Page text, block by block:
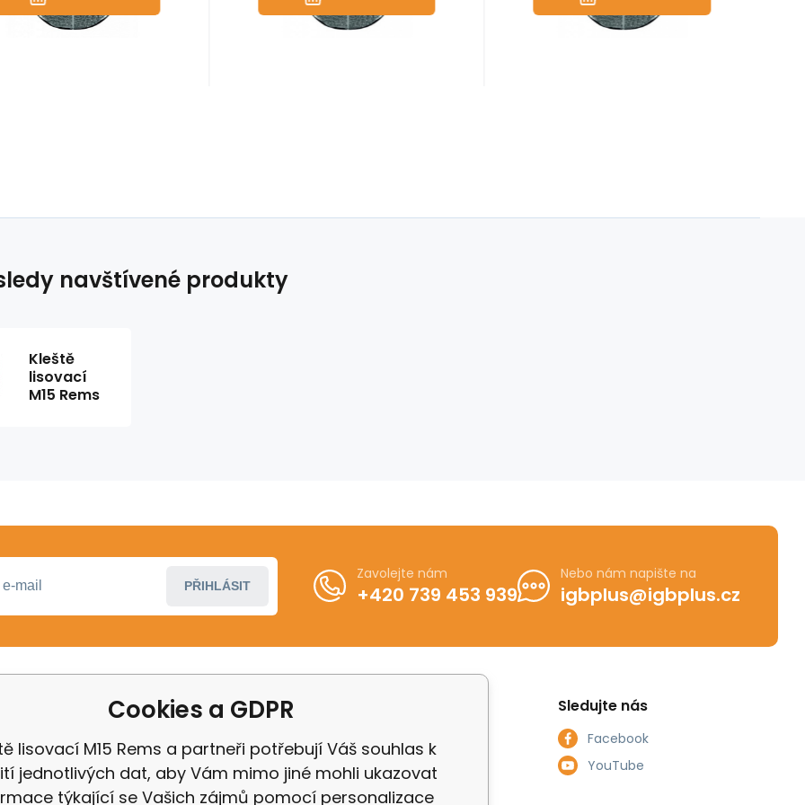
navštívené produkty
Kleště
lisovací
M15 Rems
PŘIHLÁSIT
Zavolejte nám
+420 739 453 939
Nebo nám napište na
igbplus@igbplus.cz
Další informace
Odstoupení od kupní smlouvy
Reklamační řád
Sledujte nás
Facebook
YouTube
Cookies a GDPR
lisovací M15 Rems a partneři potřebují Váš souhlas k
jednotlivých dat, aby Vám mimo jiné mohli ukazovat
týkající se Vašich zájmů pomocí personalizace